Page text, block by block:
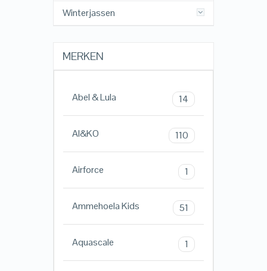
Winterjassen
MERKEN
Abel & Lula 14
AI&KO 110
Airforce 1
Ammehoela Kids 51
Aquascale 1